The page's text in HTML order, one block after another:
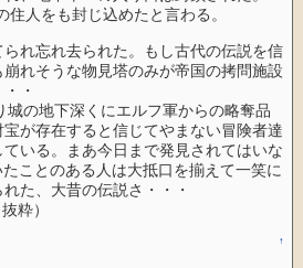
人をも封じ込めたと言わる。
れ忘れ去られた。もし古代の伝説を信
れそうな物見塔のみが帝国の拷問施設
・
城の地下深くにエルフ軍からの略奪品
が存在すると信じてやまない冒険者達
いる。まあ今日まで発見されてはいな
ことのある人は大抵口を揃えて一笑に
た、大昔の伝説さ・・・
粋）
↑